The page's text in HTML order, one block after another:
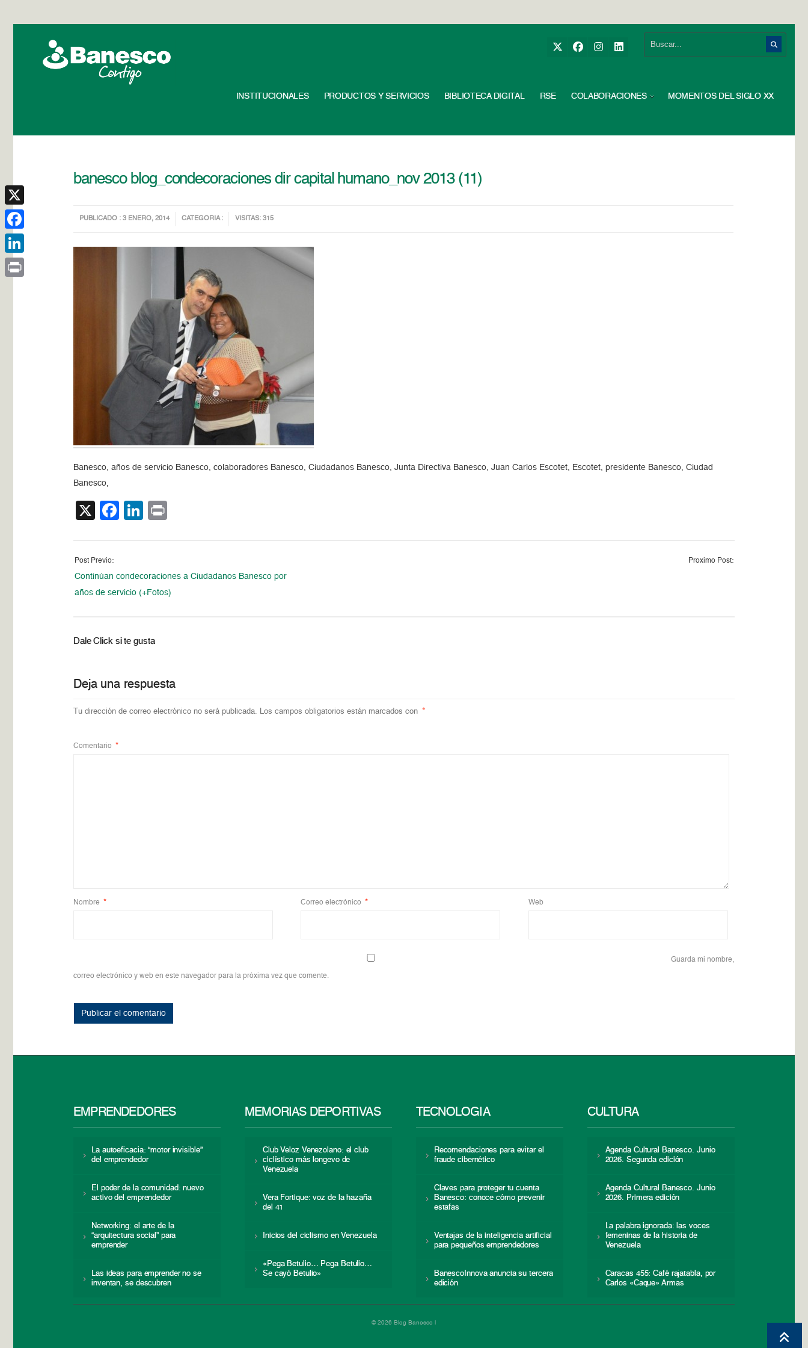
INSTITUCIONALES PRODUCTOS Y SERVICIOS BIBLIOTECA DIGITAL RSE COLABORACIONES MOMENTOS DEL SIGLO XX
banesco blog_condecoraciones dir capital humano_nov 2013 (11)
PUBLICADO : 3 ENERO, 2014 CATEGORIA : VISITAS: 315
Banesco, años de servicio Banesco, colaboradores Banesco, Ciudadanos Banesco, Junta Directiva Banesco, Juan Carlos Escotet, Escotet, presidente Banesco, Ciudad
Banesco,
X Facebook
LinkedIn
Post Previo:
Continúan condecoraciones a Ciudadanos Banesco por
años de servicio (+Fotos)
Proximo Post:
Dale Click si te gusta
Deja una respuesta
Tu dirección de correo electrónico no será publicada. Los campos obligatorios están marcados con *
Comentario *
Nombre * Correo electrónico * Web
Guarda mi nombre,
correo electrónico y web en este navegador para la próxima vez que comente.
EMPRENDEDORES
La autoeficacia: “motor invisible”
del emprendedor
El poder de la comunidad: nuevo
activo del emprendedor
Networking: el arte de la
“arquitectura social” para
emprender
Las ideas para emprender no se
inventan, se descubren
MEMORIAS DEPORTIVAS
Club Veloz Venezolano: el club
ciclístico más longevo de
Venezuela
Vera Fortique: voz de la hazaña
del 41
Inicios del ciclismo en Venezuela
«Pega Betulio… Pega Betulio…
Se cayó Betulio»
TECNOLOGÍA
Recomendaciones para evitar el
fraude cibernético
Claves para proteger tu cuenta
Banesco: conoce cómo prevenir
estafas
Ventajas de la inteligencia artificial
para pequeños emprendedores
BanescoInnova anuncia su tercera
edición
CULTURA
Agenda Cultural Banesco. Junio
2026. Segunda edición
Agenda Cultural Banesco. Junio
2026. Primera edición
La palabra ignorada: las voces
femeninas de la historia de
Venezuela
Caracas 455: Café rajatabla, por
Carlos «Caque» Armas
© 2026 Blog Banesco |
X
Facebook
LinkedIn